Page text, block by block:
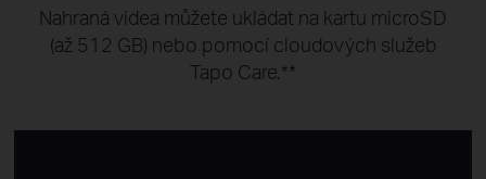
Nahraná videa můžete ukládat na kartu microSD
(až 512 GB) nebo pomocí cloudových služeb
Tapo Care.**